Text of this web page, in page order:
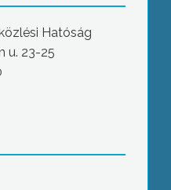
Hatóság
u. 23-25